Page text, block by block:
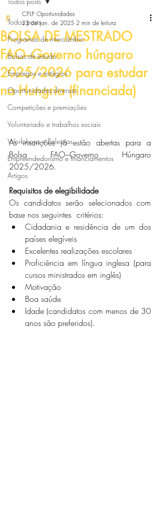
Todos posts
Programas de intercâmbio
Bolsas de estudo
Empregos e estágios
Oportunidades diversas
Competições e premiações
Voluntariado e trabalhos sociais
Workshops e Palestras
Empreendedorismo e financiamentos
Artigos
BOLSA DE MESTRADO
FAO–Governo húngaro
2025/2026 para estudar
na Hungria (financiada)
CPLP Oportunidades
23 de jan. de 2025 2 min de leitura
As inscrições já estão abertas para a
Bolsa FAO–Governo Húngaro
2025/2026.
Requisitos de elegibilidade
Os candidatos serão selecionados com
base nos seguintes  critérios:
Cidadania e residência de um dos
países elegíveis
Excelentes realizações escolares
Proficiência em língua inglesa (para
cursos ministrados em inglês)
Motivação
Boa saúde
Idade (candidatos com menos de 30
anos são preferidos).